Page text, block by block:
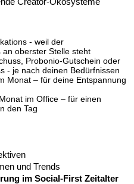
- weil der
oberster Stelle steht
Probonio-Gutschein oder
- je nach deinen Bedürfnissen
Monat – für deine Entspannung
im Office – für einen
den Tag
und Trends
im Social-First Zeitalter